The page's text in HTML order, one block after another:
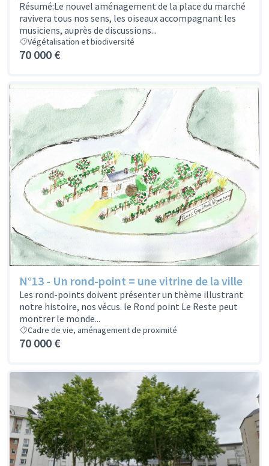
Résumé:Le nouvel aménagement de la place du marché
ravivera tous nos sens, les oiseaux accompagnant les
musiciens, auprès de discussions...
Végétalisation et biodiversité
70 000 €
N°13 - Un rond-point = une vitrine de la ville
Les rond-points doivent présenter un thème illustrant
notre histoire, nos vécus. le Rond point Le Reste peut
montrer le monde...
Cadre de vie, aménagement de proximité
70 000 €